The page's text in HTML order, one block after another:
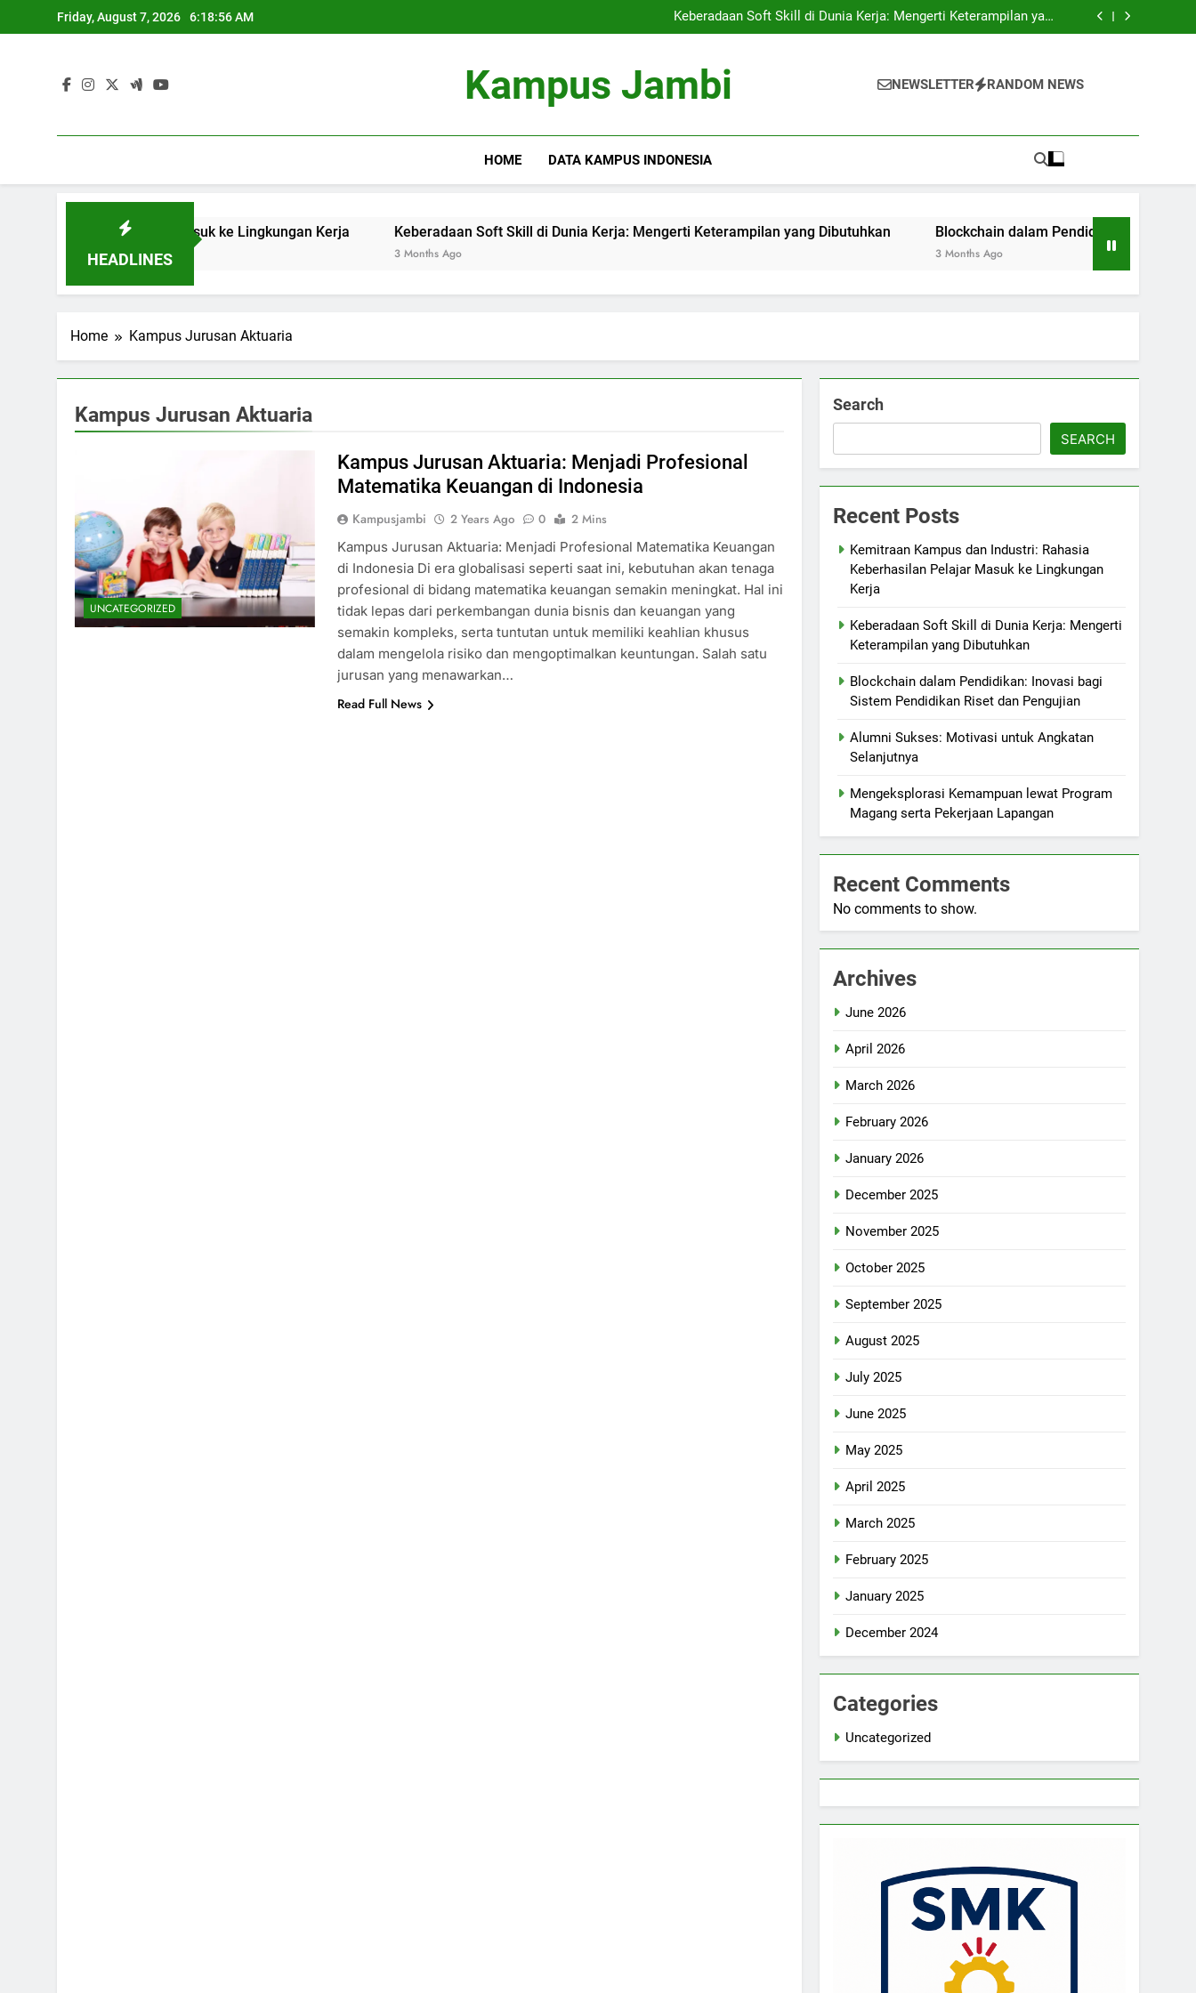
to
Friday, August 7, 2026 6:18:56 AM
Lingkungan Kerja
Keberadaan Soft Skill di Dunia Kerja: Mengerti Keterampilan yang
Dibutuhkan
Blockchain dalam Pendidikan: Inovasi bagi Sistem Pendidikan Riset dan
Lingkungan Kerja
Keberadaan Soft Skill di Dunia Kerja: Mengerti Keterampilan yang
Blockchain dalam Pendidikan: Inovasi bagi Sistem Pendidikan Riset dan
Kampus Jambi NEWSLETTER RANDOM NEWS
HOME DATA KAMPUS INDONESIA
HEADLINES
Pelajar Masuk ke Lingkungan Kerja Keberadaan Soft Skill di Dunia Kerja: Mengerti Keterampilan yang Dibutuhkan
3 Months Ago
Blockchain dalam Pendidikan: Inovasi bagi
3 Months Ago
Home Kampus Jurusan Aktuaria
Kampus Jurusan Aktuaria
UNCATEGORIZED
Kampus Jurusan Aktuaria: Menjadi Profesional
Matematika Keuangan di Indonesia
Kampusjambi 2 Years Ago 0
2 Mins
Kampus Jurusan Aktuaria: Menjadi Profesional Matematika Keuangan
di Indonesia Di era globalisasi seperti saat ini, kebutuhan akan tenaga
profesional di bidang matematika keuangan semakin meningkat. Hal ini
tidak lepas dari perkembangan dunia bisnis dan keuangan yang
semakin kompleks, serta tuntutan untuk memiliki keahlian khusus
dalam mengelola risiko dan mengoptimalkan keuntungan. Salah satu
jurusan yang menawarkan…
Read Full News
Search
SEARCH
Recent Posts
Kemitraan Kampus dan Industri: Rahasia
Keberhasilan Pelajar Masuk ke Lingkungan
Kerja
Keberadaan Soft Skill di Dunia Kerja: Mengerti
Keterampilan yang Dibutuhkan
Blockchain dalam Pendidikan: Inovasi bagi
Sistem Pendidikan Riset dan Pengujian
Alumni Sukses: Motivasi untuk Angkatan
Selanjutnya
Mengeksplorasi Kemampuan lewat Program
Magang serta Pekerjaan Lapangan
Recent Comments
No comments to show.
Archives
June 2026
April 2026
March 2026
February 2026
January 2026
December 2025
November 2025
October 2025
September 2025
August 2025
July 2025
June 2025
May 2025
April 2025
March 2025
February 2025
January 2025
December 2024
Categories
Uncategorized